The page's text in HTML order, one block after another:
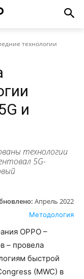
технологии
и
технологии
5G-
Апрель 2022
Методология
OPPO –
– провела
быстрой
(MWC) в